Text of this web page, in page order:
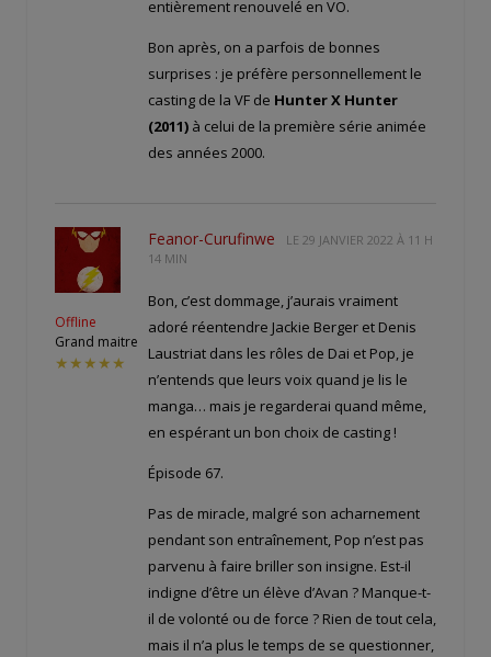
entièrement renouvelé en VO.
Bon après, on a parfois de bonnes
surprises : je préfère personnellement le
casting de la VF de Hunter X Hunter
(2011) à celui de la première série animée
des années 2000.
Offline
Grand maitre
★★★★★
Feanor-Curufinwe LE 29 JANVIER 2022 À 11 H
14 MIN
Bon, c’est dommage, j’aurais vraiment
adoré réentendre Jackie Berger et Denis
Laustriat dans les rôles de Dai et Pop, je
n’entends que leurs voix quand je lis le
manga… mais je regarderai quand même,
en espérant un bon choix de casting !
Épisode 67.
Pas de miracle, malgré son acharnement
pendant son entraînement, Pop n’est pas
parvenu à faire briller son insigne. Est-il
indigne d’être un élève d’Avan ? Manque-t-
il de volonté ou de force ? Rien de tout cela,
mais il n’a plus le temps de se questionner,